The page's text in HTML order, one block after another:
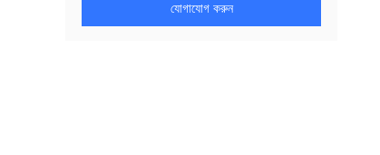
যোগাযোগ করুন